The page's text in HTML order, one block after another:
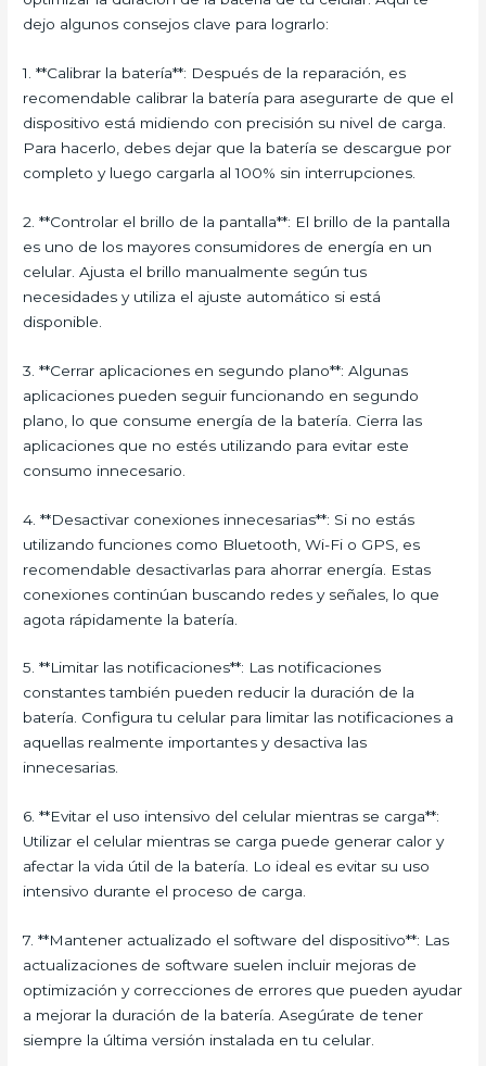
dejo algunos consejos clave para lograrlo:
1. **Calibrar la batería**: Después de la reparación, es
recomendable calibrar la batería para asegurarte de que el
dispositivo está midiendo con precisión su nivel de carga.
Para hacerlo, debes dejar que la batería se descargue por
completo y luego cargarla al 100% sin interrupciones.
2. **Controlar el brillo de la pantalla**: El brillo de la pantalla
es uno de los mayores consumidores de energía en un
celular. Ajusta el brillo manualmente según tus
necesidades y utiliza el ajuste automático si está
disponible.
3. **Cerrar aplicaciones en segundo plano**: Algunas
aplicaciones pueden seguir funcionando en segundo
plano, lo que consume energía de la batería. Cierra las
aplicaciones que no estés utilizando para evitar este
consumo innecesario.
4. **Desactivar conexiones innecesarias**: Si no estás
utilizando funciones como Bluetooth, Wi-Fi o GPS, es
recomendable desactivarlas para ahorrar energía. Estas
conexiones continúan buscando redes y señales, lo que
agota rápidamente la batería.
5. **Limitar las notificaciones**: Las notificaciones
constantes también pueden reducir la duración de la
batería. Configura tu celular para limitar las notificaciones a
aquellas realmente importantes y desactiva las
innecesarias.
6. **Evitar el uso intensivo del celular mientras se carga**:
Utilizar el celular mientras se carga puede generar calor y
afectar la vida útil de la batería. Lo ideal es evitar su uso
intensivo durante el proceso de carga.
7. **Mantener actualizado el software del dispositivo**: Las
actualizaciones de software suelen incluir mejoras de
optimización y correcciones de errores que pueden ayudar
a mejorar la duración de la batería. Asegúrate de tener
siempre la última versión instalada en tu celular.